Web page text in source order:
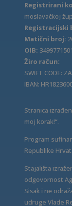
Registrirani
moslavačkoj
Registracijski
Matični broj:
OIB:
Žiro račun:
SWIFT CODE:
IBAN:
Stranica
moj korak!“.
Program
Republike
Stajališta
odgovornost
Sisak i ne
udruge Vlade